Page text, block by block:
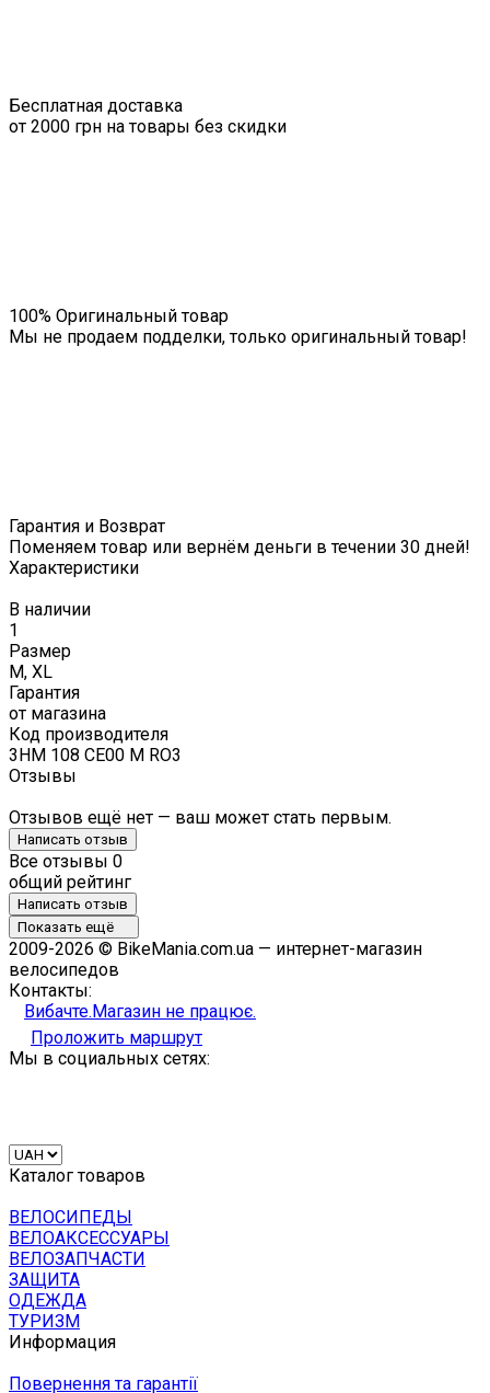
Бесплатная доставка
от 2000 грн на товары без скидки
100% Оригинальный товар
Мы не продаем подделки, только оригинальный товар!
Гарантия и Возврат
Поменяем товар или вернём деньги в течении 30 дней!
Характеристики
В наличии
1
Размер
M, XL
Гарантия
от магазина
Код производителя
3HM 108 CE00 M RO3
Отзывы
Отзывов ещё нет — ваш может стать первым.
Написать отзыв
Все отзывы 0
общий рейтинг
Написать отзыв
Показать ещё
2009-2026 © BikeMania.com.ua — интернет-магазин
велосипедов
Контакты:
Вибачте.Магазин не працює.
Проложить маршрут
Мы в социальных сетях:
Каталог товаров
ВЕЛОСИПЕДЫ
ВЕЛОАКСЕССУАРЫ
ВЕЛОЗАПЧАСТИ
ЗАЩИТА
ОДЕЖДА
ТУРИЗМ
Информация
Повернення та гарантії